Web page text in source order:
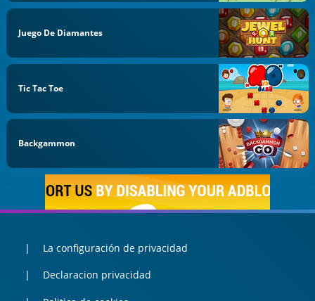
Juego De Diamantes
Tic Tac Toe
Backgammon
La configuración de privacidad
Declaracion privacidad